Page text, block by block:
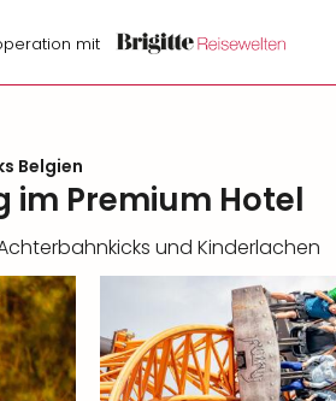
mit
Belgien
im Premium Hotel
und Kinderlachen